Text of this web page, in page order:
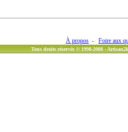
À propos - Foire aux
Tous droits réservés © 1998-2008 -